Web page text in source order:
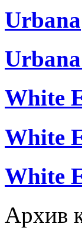
Urbana
White
White
White
Архив